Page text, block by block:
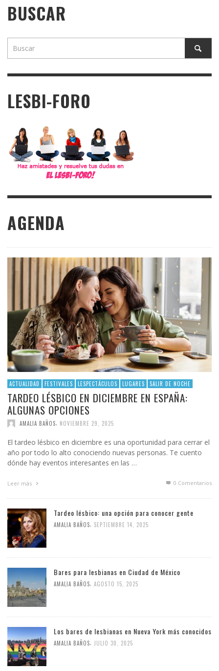
BUSCAR
LESBI-FORO
AGENDA
ACTUALIDAD FESTIVALES LESPECTÁCULOS LUGARES SALIR DE NOCHE
TARDEO LÉSBICO EN DICIEMBRE EN ESPAÑA:
ALGUNAS OPCIONES
AMALIA BAÑOS NOVIEMBRE 29, 2025
El tardeo lésbico en diciembre es una oportunidad para cerrar el
año por todo lo alto conociendo nuevas personas. Te cuento
dónde hay eventos interesantes en las …
Leer más 0 Comentarios
Tardeo lésbico: una opción para conocer gente
AMALIA BAÑOS SEPTIEMBRE 14, 2025
Bares para lesbianas en Ciudad de México
AMALIA BAÑOS AGOSTO 15, 2025
Los bares de lesbianas en Nueva York más conocidos
AMALIA BAÑOS JULIO 30, 2025